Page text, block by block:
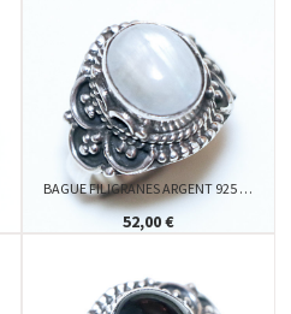
BAGUE FILIGRANES ARGENT 925 …
52,00 €